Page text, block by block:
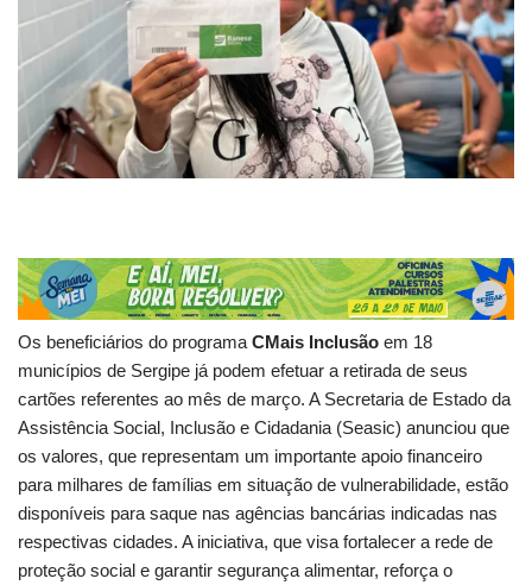
Os beneficiários do programa CMais Inclusão em 18
municípios de Sergipe já podem efetuar a retirada de seus
cartões referentes ao mês de março. A Secretaria de Estado da
Assistência Social, Inclusão e Cidadania (Seasic) anunciou que
os valores, que representam um importante apoio financeiro
para milhares de famílias em situação de vulnerabilidade, estão
disponíveis para saque nas agências bancárias indicadas nas
respectivas cidades. A iniciativa, que visa fortalecer a rede de
proteção social e garantir segurança alimentar, reforça o